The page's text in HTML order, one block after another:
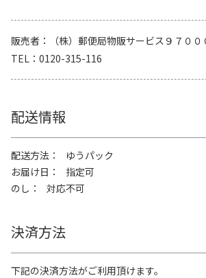
販売者
（株）郵便局物販サービス９７００
TEL
0120-315-116
配送情報
配送方法
ゆうパック
お届け日
指定可
のし
対応不可
決済方法
下記の決済方法がご利用頂けます。